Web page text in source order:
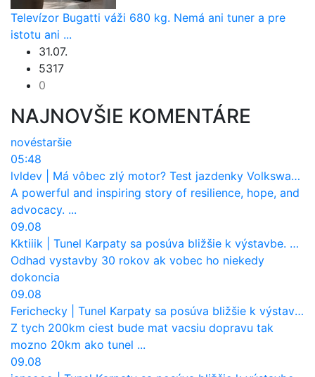
Televízor Bugatti váži 680 kg. Nemá ani tuner a pre
istotu ani ...
31.07.
5317
0
NAJNOVŠIE KOMENTÁRE
novéstaršie
05:48
lvldev
Má vôbec zlý motor? Test jazdenky Volkswagen T-Roc (2017 až 2025)
A powerful and inspiring story of resilience, hope, and
advocacy. ...
09.08
Kktiiik
Tunel Karpaty sa posúva bližšie k výstavbe. NDS urobila dôležitý krok
Odhad vystavby 30 rokov ak vobec ho niekedy
dokoncia
09.08
Ferichecky
Tunel Karpaty sa posúva bližšie k výstavbe. NDS urobila dôležitý krok
Z tych 200km ciest bude mat vacsiu dopravu tak
mozno 20km ako tunel ...
09.08